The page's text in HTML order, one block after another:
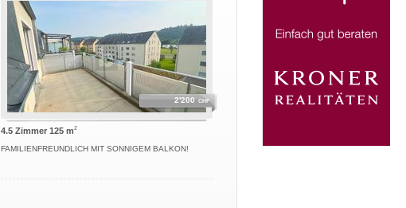
2'200 CHF
4.5 Zimmer 125 m2
FAMILIENFREUNDLICH MIT SONNIGEM BALKON!